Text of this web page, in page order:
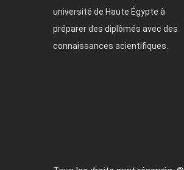
université de Haute Égypte à
préparer des diplômés avec des
connaissances scientifiques.